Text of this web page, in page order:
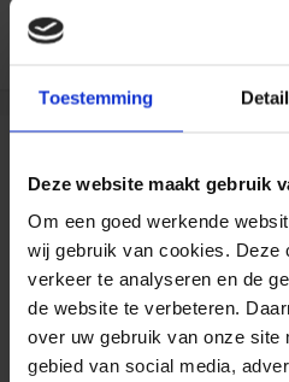
Toestemming
Deze website maakt gebruik
Om een goed werkende
wij gebruik van cookies. Deze
verkeer te analyseren en de
de website te verbeteren.
over uw gebruik van onze site
gebied van social media,
bestellen (lees de
Jan